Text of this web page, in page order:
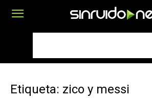
Etiqueta: zico y messi